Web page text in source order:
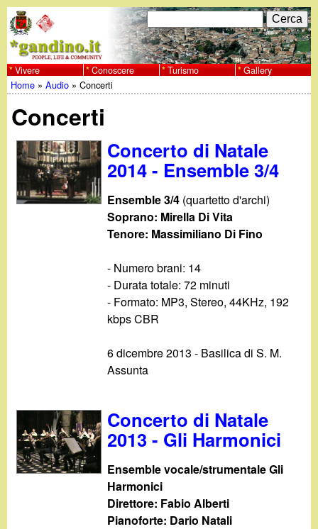
al
contenuto
principale
w
w
w
o
F
o
r
d
i
r
i
e
r
a
C
e
r
c
Vivere Conoscere Turismo Gallery
Tu
sei
qui
Home »Audio »Concerti
Concerti
Concerto di Natale
2014 - Ensemble 3/4
Ensemble 3/4 (quartetto d'archi)
Soprano: Mirella Di Vita
Tenore: Massimiliano Di Fino
- Numero brani: 14
- Durata totale: 72 minuti
- Formato: MP3, Stereo, 44KHz, 192
kbps CBR
6 dicembre 2013 - Basilica di S. M.
Assunta
Concerto di Natale
2013 - Gli Harmonici
Ensemble vocale/strumentale Gli
Harmonici
Direttore: Fabio Alberti
Pianoforte: Dario Natali